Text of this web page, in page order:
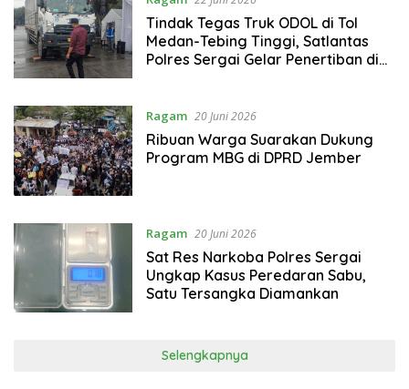
Tindak Tegas Truk ODOL di Tol
Medan-Tebing Tinggi, Satlantas
Polres Sergai Gelar Penertiban di
Ragam 20 Juni 2026
Ribuan Warga Suarakan Dukung
Program MBG di DPRD Jember
Ragam 20 Juni 2026
Sat Res Narkoba Polres Sergai
Ungkap Kasus Peredaran Sabu,
Satu Tersangka Diamankan
Selengkapnya